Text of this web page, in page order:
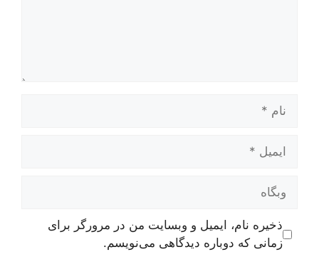
ایمیل
وبگاه
ذخیره نام، ایمیل و وبسایت من در مرورگر برای
زمانی که دوباره دیدگاهی می‌نویسم.